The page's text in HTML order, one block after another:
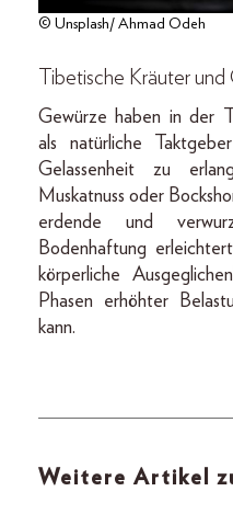
© Unsplash/ Ahmad Odeh
Tibetische Kräuter
Gewürze haben in der
als natürliche
Gelassenheit zu
Muskatnuss oder
erdende und
Bodenhaftung
körperliche
Phasen erhöhter
kann.
Weitere Artikel